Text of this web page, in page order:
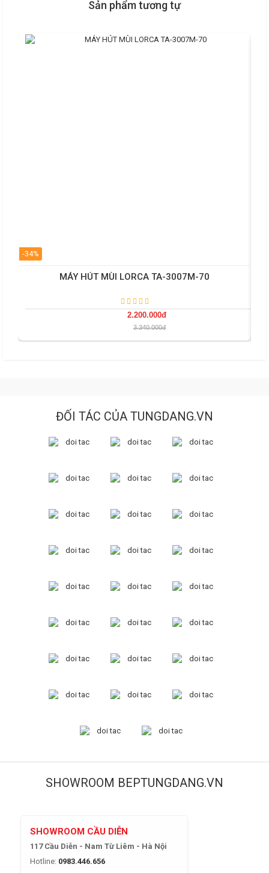
Sản phẩm tương tự
-34%
MÁY HÚT MÙI LORCA TA-3007M-70
2.200.000đ
3.340.000đ
ĐỐI TÁC CỦA TUNGDANG.VN
SHOWROOM BEPTUNGDANG.VN
SHOWROOM CẦU DIỄN
117 Cầu Diễn - Nam Từ Liêm - Hà Nội
Hotline: 0983.446.656